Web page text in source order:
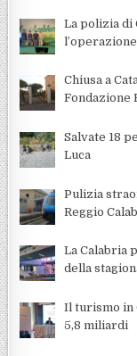
La polizia di
Chiusa a
Fondazione
Salvate 18
Luca
Pulizia
Reggio
La Calabria
della
Il turismo in
5,8 miliardi